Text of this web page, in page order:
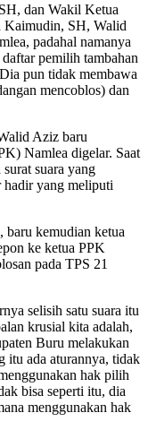
dan Wakil Ketua
Kaimudin, SH, Walid
padahal namanya
pemilih tambahan
pun tidak membawa
mencoblos) dan
Aziz baru
Namlea digelar. Saat
suara yang
hadir yang meliputi
baru kemudian ketua
ke ketua PPK
pada TPS 21
selisih satu suara itu
krusial kita adalah,
Buru melakukan
itu ada aturannya, tidak
hak pilih
bisa seperti itu, dia
menggunakan hak